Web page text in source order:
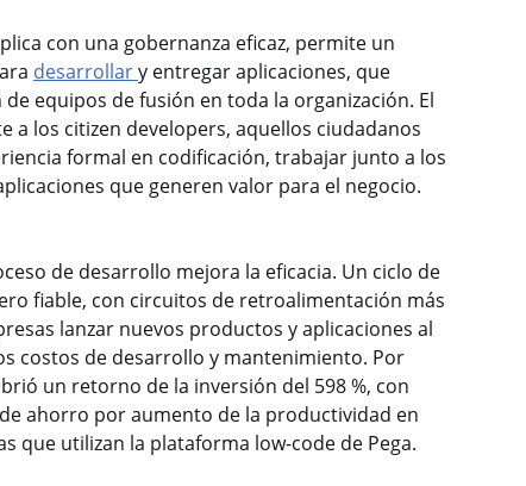
con una gobernanza eficaz, permite un
desarrollary entregar aplicaciones, que
equipos de fusión en toda la organización. El
a los citizen developers, aquellos ciudadanos
formal en codificación, trabajar junto a los
que generen valor para el negocio.
de desarrollo mejora la eficacia. Un ciclo de
fiable, con circuitos de retroalimentación más
lanzar nuevos productos y aplicaciones al
costos de desarrollo y mantenimiento. Por
un retorno de la inversión del 598 %, con
ahorro por aumento de la productividad en
que utilizan la plataforma low-code de Pega.